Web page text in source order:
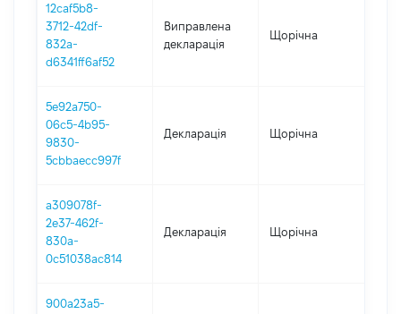
12caf5b8-
3712-42df-
832a-
d6341ff6af52
Виправлена
декларація
Щорічна
5e92a750-
06c5-4b95-
9830-
5cbbaecc997f
Декларація Щорічна
a309078f-
2e37-462f-
830a-
0c51038ac814
Декларація Щорічна
900a23a5-